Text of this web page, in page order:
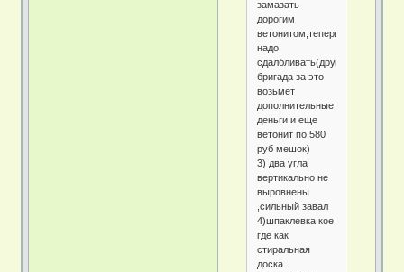
замазать
дорогим
ветонитом,теперь
надо
сдалбливать(другая
бригада за это
возьмет
дополнительные
деньги и еще
ветонит по 580
руб мешок)
3) два угла
вертикально не
выровнены
,сильный завал
4)шпаклевка кое
где как
стиральная
доска